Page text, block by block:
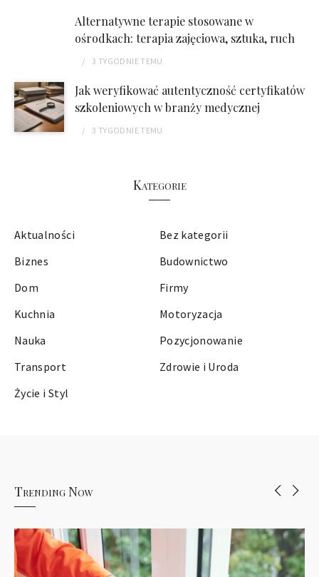
Alternatywne terapie stosowane w
ośrodkach: terapia zajęciowa, sztuka, ruch
3 TYGODNIETEMU
Jak weryfikować autentyczność certyfikatów
szkoleniowych w branży medycznej
3 TYGODNIETEMU
Kategorie
Aktualności
Bez kategorii
Biznes
Budownictwo
Dom
Firmy
Kuchnia
Motoryzacja
Nauka
Pozycjonowanie
Transport
Zdrowie i Uroda
Życie i Styl
Trending Now